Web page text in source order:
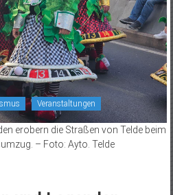
Veranstaltungen
erobern die Straßen von Telde beim
– Foto: Ayto. Telde